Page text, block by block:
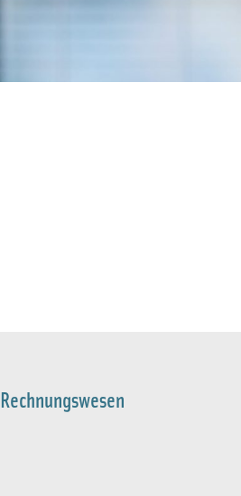
Rechnungswesen